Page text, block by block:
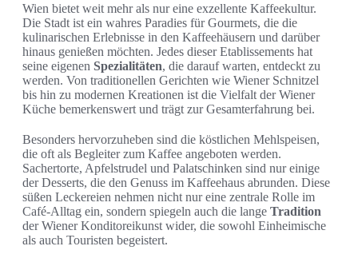
Wien bietet weit mehr als nur eine exzellente Kaffeekultur.
Die Stadt ist ein wahres Paradies für Gourmets, die die
kulinarischen Erlebnisse in den Kaffeehäusern und darüber
hinaus genießen möchten. Jedes dieser Etablissements hat
seine eigenen Spezialitäten, die darauf warten, entdeckt zu
werden. Von traditionellen Gerichten wie Wiener Schnitzel
bis hin zu modernen Kreationen ist die Vielfalt der Wiener
Küche bemerkenswert und trägt zur Gesamterfahrung bei.
Besonders hervorzuheben sind die köstlichen Mehlspeisen,
die oft als Begleiter zum Kaffee angeboten werden.
Sachertorte, Apfelstrudel und Palatschinken sind nur einige
der Desserts, die den Genuss im Kaffeehaus abrunden. Diese
süßen Leckereien nehmen nicht nur eine zentrale Rolle im
Café-Alltag ein, sondern spiegeln auch die lange Tradition
der Wiener Konditoreikunst wider, die sowohl Einheimische
als auch Touristen begeistert.